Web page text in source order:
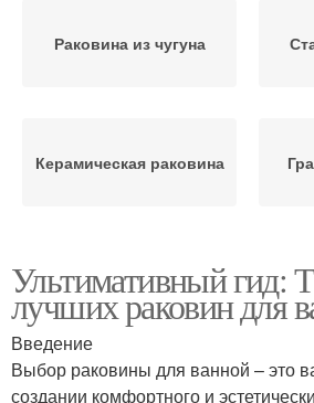
Раковина из чугуна
Керамическая раковина
Раковина из мрамора
Ультимативный гид:
лучших раковин для
Введение
Выбор раковины для ванной – это
создании комфортного и